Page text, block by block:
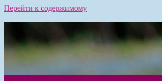
Перейти к содержимому